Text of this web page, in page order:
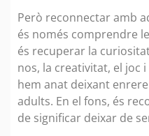
Però reconnectar amb
és només comprendre
és recuperar la
nos, la creativitat, el joc
hem anat deixant
adults. En el fons, és
de significar deixar de